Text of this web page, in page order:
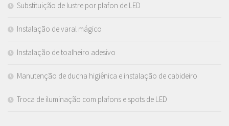
Substituição de lustre por plafon de LED
Instalação de varal mágico
Instalação de toalheiro adesivo
Manutenção de ducha higiênica e instalação de cabideiro
Troca de iluminação com plafons e spots de LED